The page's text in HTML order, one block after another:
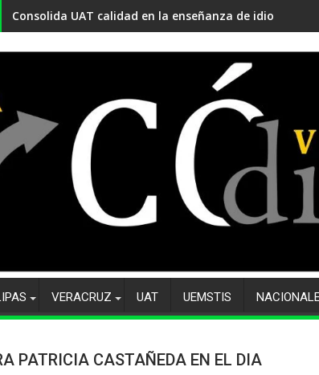
Consolida UAT calidad en la enseñanza de idiomas
VERACRUZ UAT UEMSTIS
PATRICIA CASTAÑEDA EN EL DIA